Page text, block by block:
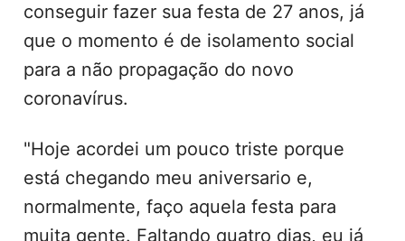
conseguir fazer sua festa de 27 anos, já
que o momento é de isolamento social
para a não propagação do novo
coronavírus.
"Hoje acordei um pouco triste porque
está chegando meu aniversario e,
normalmente, faço aquela festa para
muita gente. Faltando quatro dias, eu já